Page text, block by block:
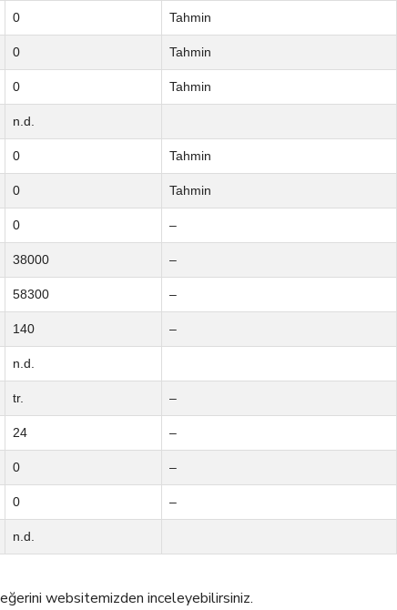
0 Tahmin
0 Tahmin
0 Tahmin
n.d.
0 Tahmin
0 Tahmin
0 –
38000 –
58300 –
140 –
n.d.
tr. –
24 –
0 –
0 –
n.d.
websitemizden inceleyebilirsiniz.